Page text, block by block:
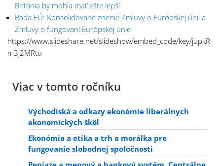
Británia by mohla mať ešte lepší
Rada EÚ: Konsolidované znenie Zmluvy o Európskej únii a
Zmluvy o fungovaní Európskej únie
https://www.slideshare.net/slideshow/embed_code/key/jupkR
m3j2MRtu
Viac v tomto ročníku
Východiská a odkazy ekonómie liberálnych
ekonomických škôl
Ekonómia a etika a trh a morálka pre
fungovanie slobodnej spoločnosti